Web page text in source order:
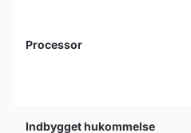
Processor
Indbygget hukommelse